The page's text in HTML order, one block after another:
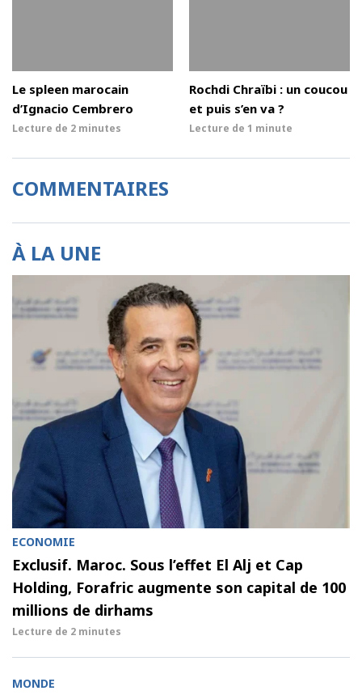
Le spleen marocain
d’Ignacio Cembrero
Lecture de 2 minutes
Rochdi Chraïbi : un coucou
et puis s’en va ?
Lecture de 1 minute
COMMENTAIRES
À LA UNE
ECONOMIE
Exclusif. Maroc. Sous l’effet El Alj et Cap
Holding, Forafric augmente son capital de 100
millions de dirhams
Lecture de 2 minutes
MONDE